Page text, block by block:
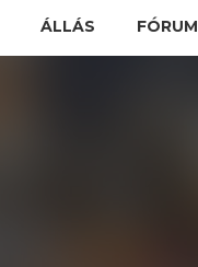
ÁLLÁS FÓRUM